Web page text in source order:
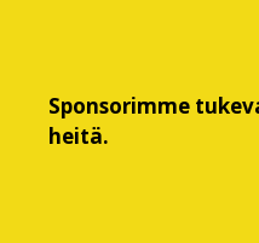
Sponsorimme
heitä.